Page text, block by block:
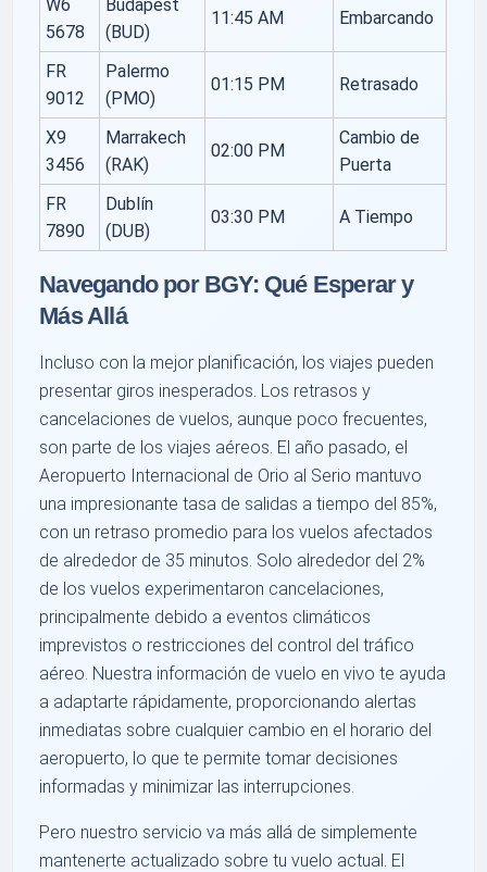
W6
5678
Budapest
(BUD)
11:45 AM Embarcando
FR
9012
Palermo
(PMO)
01:15 PM Retrasado
X9
3456
Marrakech
(RAK)
02:00 PM
Cambio de
Puerta
FR
7890
Dublín
(DUB)
03:30 PM A Tiempo
Navegando por BGY: Qué Esperar y
Más Allá
Incluso con la mejor planificación, los viajes pueden
presentar giros inesperados. Los retrasos y
cancelaciones de vuelos, aunque poco frecuentes,
son parte de los viajes aéreos. El año pasado, el
Aeropuerto Internacional de Orio al Serio mantuvo
una impresionante tasa de salidas a tiempo del 85%,
con un retraso promedio para los vuelos afectados
de alrededor de 35 minutos. Solo alrededor del 2%
de los vuelos experimentaron cancelaciones,
principalmente debido a eventos climáticos
imprevistos o restricciones del control del tráfico
aéreo. Nuestra información de vuelo en vivo te ayuda
a adaptarte rápidamente, proporcionando alertas
inmediatas sobre cualquier cambio en el horario del
aeropuerto, lo que te permite tomar decisiones
informadas y minimizar las interrupciones.
Pero nuestro servicio va más allá de simplemente
mantenerte actualizado sobre tu vuelo actual. El